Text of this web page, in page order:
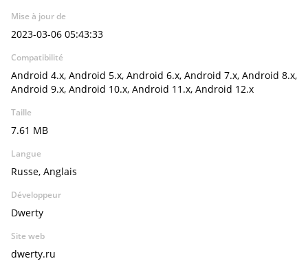
Mise à jour de
2023-03-06 05:43:33
Compatibilité
Android 4.x, Android 5.x, Android 6.x, Android 7.x, Android 8.x,
Android 9.x, Android 10.x, Android 11.x, Android 12.x
Taille
7.61 MB
Langue
Russe, Anglais
Développeur
Dwerty
Site web
dwerty.ru